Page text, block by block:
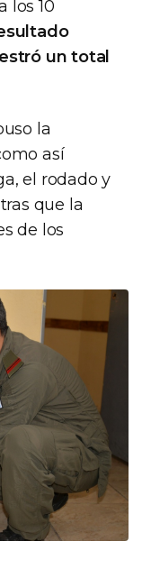
los 10
un total
la
así
el rodado y
que la
de los